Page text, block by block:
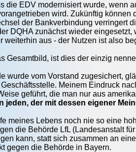
die EDV modernisiert wurde, wenn
wird. Zukünftig können
der Bankverbindung verringert
DQHA zunächst wieder
weiterhin aus - der Nutzen ist also
Gesamtbild, ist dies der einzig
wurde vom Vorstand zugesichert,
Meinem Eindruck
geführt, die man nur aus
jeden, der mit dessen eigener
meines Lebens noch nie so eine
die Behörde LfL (Landesanstalt
kann, statt sich zusammen an
gegen die Behörde in Bayern.